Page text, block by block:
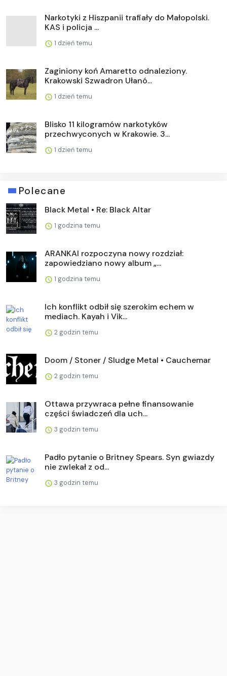
Narkotyki z Hiszpanii trafiały do Małopolski.
KAS i policja ...
1 dzień temu
Zaginiony koń Amaretto odnaleziony.
Krakowski Szwadron Ułanó...
1 dzień temu
Blisko 11 kilogramów narkotyków
przechwyconych w Krakowie. 3...
1 dzień temu
Polecane
Black Metal • Re: Black Altar
1 godzina temu
ARANKAI rozpoczyna nowy rozdział:
zapowiedziano nowy album „...
1 godzina temu
Ich konflikt odbił się szerokim echem w
mediach. Kayah i Vik...
2 godzin temu
Doom / Stoner / Sludge Metal • Cauchemar
2 godzin temu
Ottawa przywraca pełne finansowanie
części świadczeń dla uch...
3 godzin temu
Padło pytanie o Britney Spears. Syn gwiazdy
nie zwlekał z od...
3 godzin temu